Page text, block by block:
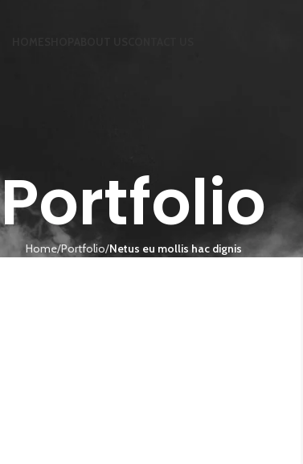
Portfolio
Home Portfolio Netus eu mollis hac dignis